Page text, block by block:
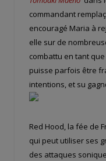
commandant
encouragé Maria à
elle sur de
combattu en tant
puisse parfois être
intentions, et su
Red Hood, la fée de
qui peut utiliser ses
des attaques